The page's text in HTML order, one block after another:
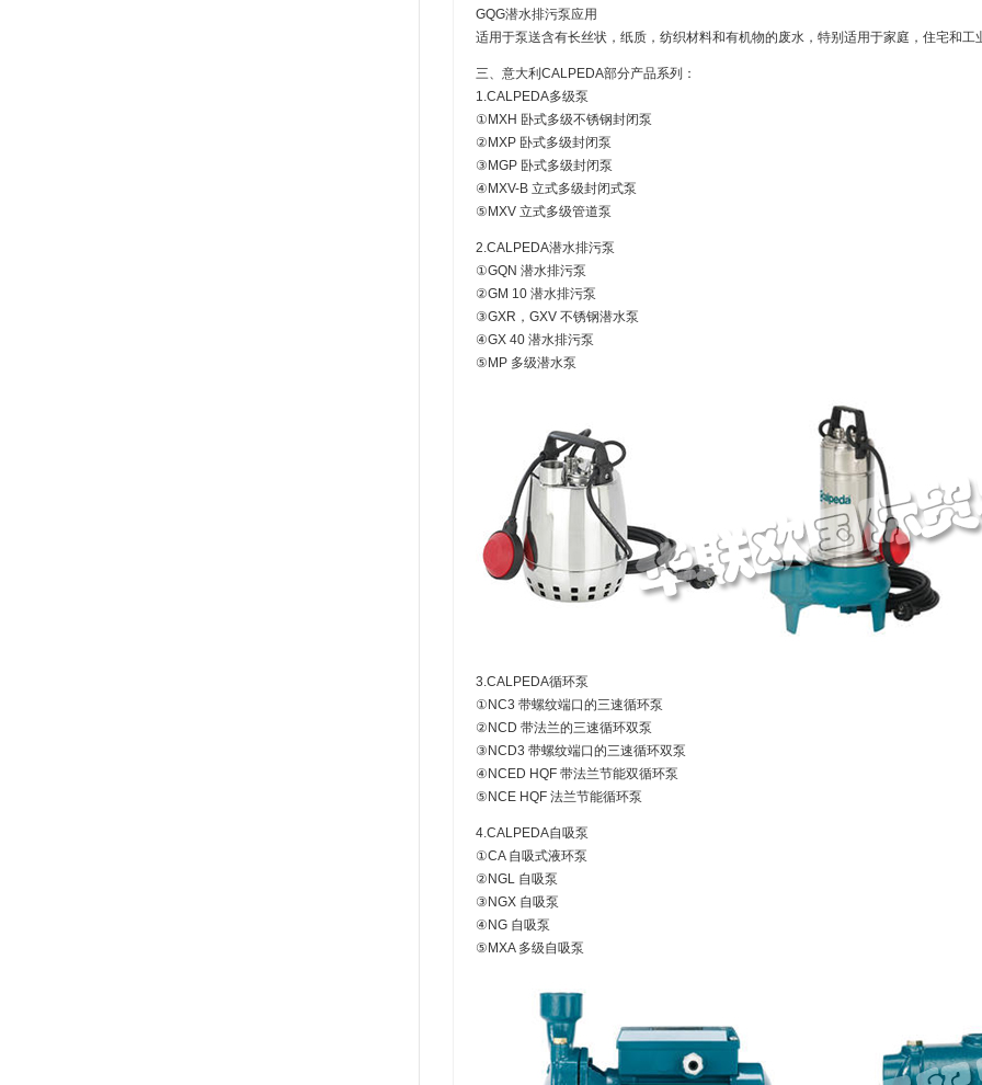
GQG潜水排污泵应用
适用于泵送含有长丝状，纸质，纺织材料和有机物的废水，特别适用于家庭，住宅和工
三、意大利CALPEDA部分产品系列：
1.CALPEDA多级泵
①MXH 卧式多级不锈钢封闭泵
②MXP 卧式多级封闭泵
③MGP 卧式多级封闭泵
④MXV-B 立式多级封闭式泵
⑤MXV 立式多级管道泵
2.CALPEDA潜水排污泵
①GQN 潜水排污泵
②GM 10 潜水排污泵
③GXR，GXV 不锈钢潜水泵
④GX 40 潜水排污泵
⑤MP 多级潜水泵
3.CALPEDA循环泵
①NC3 带螺纹端口的三速循环泵
②NCD 带法兰的三速循环双泵
③NCD3 带螺纹端口的三速循环双泵
④NCED HQF 带法兰节能双循环泵
⑤NCE HQF 法兰节能循环泵
4.CALPEDA自吸泵
①CA 自吸式液环泵
②NGL 自吸泵
③NGX 自吸泵
④NG 自吸泵
⑤MXA 多级自吸泵